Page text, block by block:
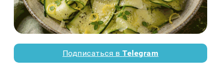
Подписаться вTelegram